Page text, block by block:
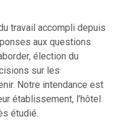
travail accompli depuis
aux questions
élection du
sur les
Notre intendance est
établissement, l’hôtel
étudié.